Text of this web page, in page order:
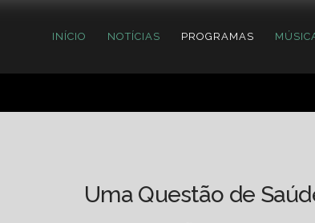
INÍCIO NOTÍCIAS PROGRAMAS
Uma Questão de